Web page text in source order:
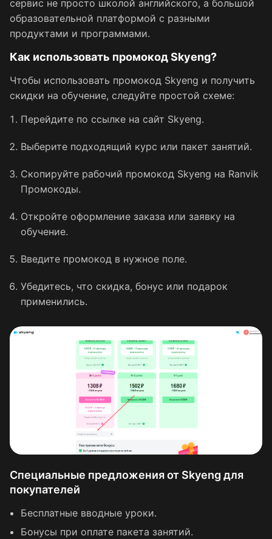
сервис не просто школой английского, а большой
образовательной платформой с разными
продуктами и программами.
Как использовать промокод Skyeng?
Чтобы использовать промокод Skyeng и получить
скидки на обучение, следуйте простой схеме:
Перейдите по ссылке на сайт Skyeng.
Выберите подходящий курс или пакет занятий.
Скопируйте рабочий промокод Skyeng на Ranvik
Промокоды.
Откройте оформление заказа или заявку на
обучение.
Введите промокод в нужное поле.
Убедитесь, что скидка, бонус или подарок
применились.
Специальные предложения от Skyeng для
покупателей
Бесплатные вводные уроки.
Бонусы при оплате пакета занятий.